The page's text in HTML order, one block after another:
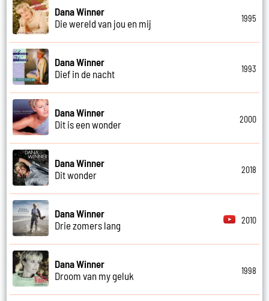
Dana Winner
Die wereld van jou en mij
1995
Dana Winner
Dief in de nacht
1993
Dana Winner
Dit is een wonder
2000
Dana Winner
Dit wonder
2018
Dana Winner
Drie zomers lang
2010
Dana Winner
Droom van my geluk
1998